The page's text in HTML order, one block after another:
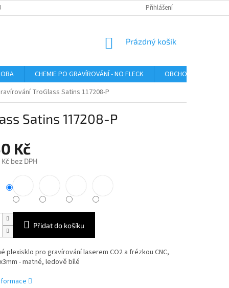
Přihlášení
NÁKUPNÍ
Prázdný košík
CHEMIE PO GRAVÍROVÁNÍ - NO FLECK
OBCHODNÍ
TroGlass Satins 117208-P
Satins 117208-P
Kč
bez DPH
Přidat do košíku
plexisklo pro gravírování laserem CO2 a frézkou CNC,
- matné, ledově bílé